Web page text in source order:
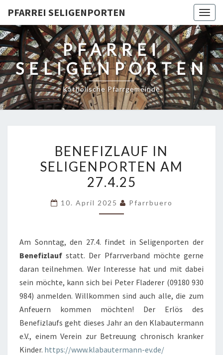
PFARREI SELIGENPORTEN
PFARREI
SELIGENPORTEN
Katholische Pfarrgemeinde
IN
SELIGENPORTEN
AM
BENEFIZLAUF IN
SELIGENPORTEN AM
27.4.25
10. April 2025 Pfarrbuero
Am Sonntag, den 27.4. findet in Seligenporten der
Benefizlauf statt. Der Pfarrverband möchte gerne
daran teilnehmen. Wer Interesse hat und mit dabei
sein möchte, kann sich bei Peter Fladerer (09180 930
984) anmelden. Willkommen sind auch alle, die zum
Anfeuern kommen möchten! Der Erlös des
Benefizlaufs geht dieses Jahr an den Klabautermann
e.V., einem Verein zur Betreuung chronisch kranker
Kinder. https://www.klabautermann-ev.de/